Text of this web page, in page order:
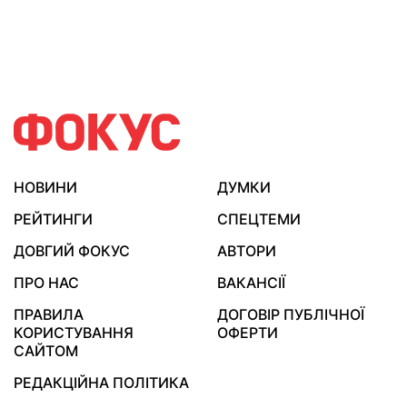
НОВИНИ
ДУМКИ
РЕЙТИНГИ
СПЕЦТЕМИ
ДОВГИЙ ФОКУС
АВТОРИ
ПРО НАС
ВАКАНСІЇ
ПРАВИЛА
КОРИСТУВАННЯ
САЙТОМ
ДОГОВІР ПУБЛІЧНОЇ
ОФЕРТИ
РЕДАКЦІЙНА ПОЛІТИКА